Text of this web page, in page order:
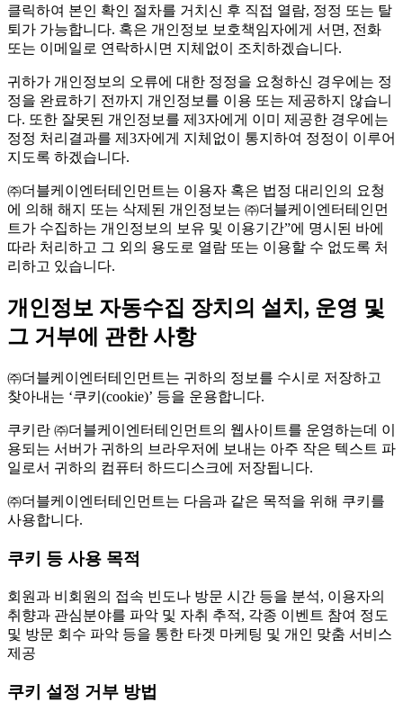
클릭하여 본인 확인 절차를 거치신 후 직접 열람, 정정 또는 탈
퇴가 가능합니다. 혹은 개인정보 보호책임자에게 서면, 전화
또는 이메일로 연락하시면 지체없이 조치하겠습니다.
귀하가 개인정보의 오류에 대한 정정을 요청하신 경우에는 정
정을 완료하기 전까지 개인정보를 이용 또는 제공하지 않습니
다. 또한 잘못된 개인정보를 제3자에게 이미 제공한 경우에는
정정 처리결과를 제3자에게 지체없이 통지하여 정정이 이루어
지도록 하겠습니다.
㈜더블케이엔터테인먼트는 이용자 혹은 법정 대리인의 요청
에 의해 해지 또는 삭제된 개인정보는 ㈜더블케이엔터테인먼
트가 수집하는 개인정보의 보유 및 이용기간”에 명시된 바에
따라 처리하고 그 외의 용도로 열람 또는 이용할 수 없도록 처
리하고 있습니다.
개인정보 자동수집 장치의 설치, 운영 및
그 거부에 관한 사항
㈜더블케이엔터테인먼트는 귀하의 정보를 수시로 저장하고
찾아내는 ‘쿠키(cookie)’ 등을 운용합니다.
쿠키란 ㈜더블케이엔터테인먼트의 웹사이트를 운영하는데 이
용되는 서버가 귀하의 브라우저에 보내는 아주 작은 텍스트 파
일로서 귀하의 컴퓨터 하드디스크에 저장됩니다.
㈜더블케이엔터테인먼트는 다음과 같은 목적을 위해 쿠키를
사용합니다.
쿠키 등 사용 목적
회원과 비회원의 접속 빈도나 방문 시간 등을 분석, 이용자의
취향과 관심분야를 파악 및 자취 추적, 각종 이벤트 참여 정도
및 방문 회수 파악 등을 통한 타겟 마케팅 및 개인 맞춤 서비스
제공
쿠키 설정 거부 방법